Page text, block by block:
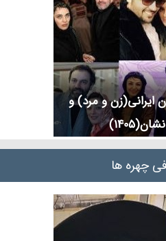
ایرانی(زن و مرد) و
چهره ها